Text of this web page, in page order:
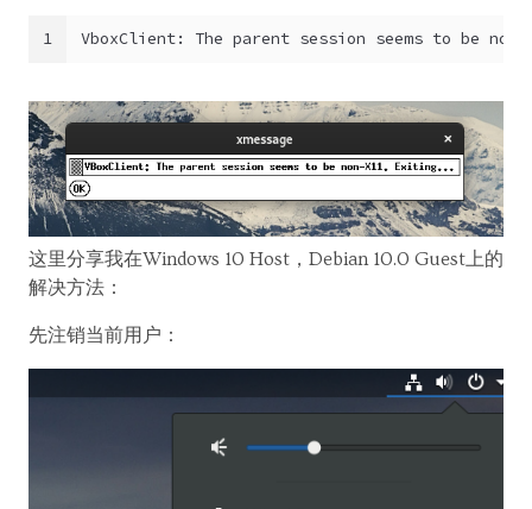
1 VboxClient: The parent session seems to be
这里分享我在Windows 10 Host，Debian 10.0 Guest上的
解决方法：
先注销当前用户：